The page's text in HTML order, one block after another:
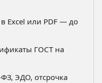
Excel или PDF — до
ГОСТ на
ЭДО, отсрочка